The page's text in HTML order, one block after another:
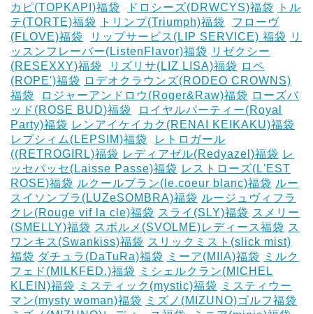
カピ(TOPKAPI)福袋
ドロシーズ(DRWCYS)福袋
トル
テ(TORTE)福袋
トリンプ(Triumph)福袋
フローヴ
(FLOVE)福袋
リップサービス(LIP SERVICE) 福袋 リ
ッスンフレーバー(ListenFlavor)福袋 リゼクシー
(RESEXXY)福袋
リズリサ(LIZ LISA)福袋 ロペ
(ROPE')福袋 ロデオクラウンズ(RODEO CROWNS)
福袋
ロジャーアンドロウ(Roger&Raw)福袋 ローズバ
ッド(ROSE BUD)福袋
ロイヤルパーティー(Royal
Party)福袋 レンアイケイカク(RENAI KEIKAKU)福袋
レプシィム(LEPSIM)福袋
レトロガール
((RETROGIRL)福袋 レディアゼル(Redyazel)福袋 レ
ッセパッセ(Laisse Passe)福袋 レストローズ(L'EST
ROSE)福袋 ルクールブラン(le.coeur blanc)福袋 ルー
スイソンブラ(LUZeSOMBRA)福袋 ルージュヴィフラ
クレ(Rouge vif la cle)福袋 スライ(SLY)福袋 スメリー
(SMELLY)福袋 スボルメ(SVOLME)レディース福袋 ス
ワンキス(Swankiss)福袋 スリックミスト(slick mist)
福袋 ダチュラ(DaTuRa)福袋 ‎ミーア(MIIA)福袋
ミルク
フェド(MILKFED.)福袋
ミシェルクラン(MICHEL
KLEIN)福袋
ミスティック(mystic)福袋
ミスティウー
マン(mysty woman)福袋
ミズノ(MIZUNO)ゴルフ福袋